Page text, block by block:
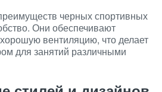
черных спортивных
Они обеспечивают
вентиляцию, что делает
для занятий различными